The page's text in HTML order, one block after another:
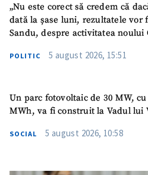
„Nu este corect să credem că
dată la șase luni, rezultatele vor
Sandu, despre activitatea noului
POLITIC 5 august 2026, 15:51
Un parc fotovoltaic de 30 MW,
MWh, va fi construit la Vadul lui
SOCIAL 5 august 2026, 10:58
Email+ Emailul meu
Telefon
+ Telefon personal
acord cupolitica de
confidențialitate
TRIMITE ȘTIREA